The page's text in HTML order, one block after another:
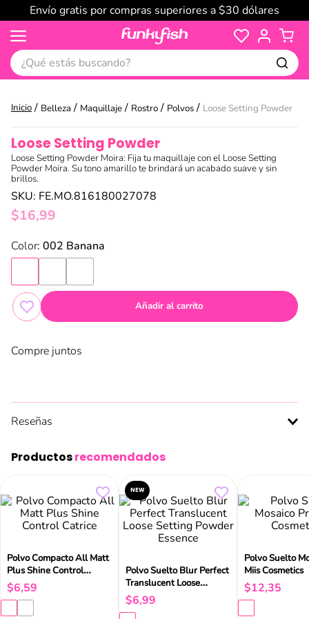
Envío gratis por compras superiores a $30 dólares
¿Qué estás buscando?
Belleza Maquillaje Rostro Polvos Loose Setting Powder
Loose Setting Powder
Loose Setting Powder Moira: Fija tu maquillaje con el Loose Setting
Powder Moira. Su tono amarillo te brindará un acabado suave y sin
brillos.
SKU: FE.MO.816180027078
$16,99
: 002 Banana
Añadir al carrito
Compre juntos
Polvos Compactos
Disney Pixar Essence
$5,49
Añadir al carrito
Setting Powder Essence
$6,99
Añadir al carrito
Polvo
Añadir
Reseñas